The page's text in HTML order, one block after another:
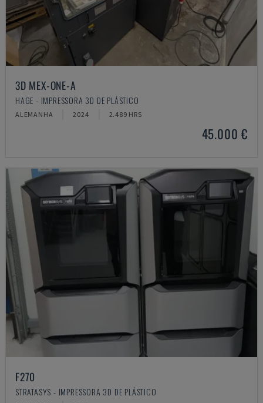
3D MEX-ONE-A
HAGE - IMPRESSORA 3D DE PLÁSTICO
ALEMANHA 2024 2.489 HRS
45.000 €
F270
STRATASYS - IMPRESSORA 3D DE PLÁSTICO